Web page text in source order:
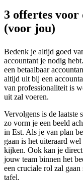
3 offertes voor
(voor jou)
Bedenk je altijd goed
accountant je nodig
een betaalbaar
altijd uit bij een
van professionaliteit is
uit zal voeren.
Vervolgens is de laatste
zo vorm je een beeld
in Est. Als je van plan
gaan is het uiteraard
kijken. Ook kan je
jouw team binnen het
een cruciale rol zal
tafel.